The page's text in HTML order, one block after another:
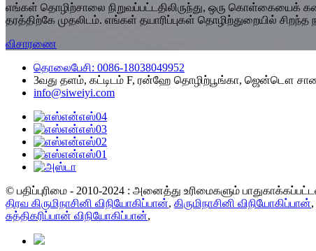
எங்கள் தொழிற்சாலை நிறுவப்பட்டதிலிருந்து, ஒரு கொள்கையைக்
தரத்திற்கே முதலிடம். எங்கள் தயாரிப்புகள் தொழிற்துறையில்
விசாரணை
தொலைபேசி: 0086-18038049952
3வது தளம், கட்டிடம் F, ரன்ஹே தொழிற்பூங்கா, ஜென்டௌ
info@siweiyi.com
© பதிப்புரிமை - 2010-2024 : அனைத்து உரிமைகளும்
திரவ கிருமிநாசினி விநியோகிப்பான், கிருமிநாசினி விநியோகிப்பான்,
சுத்திகரிப்பான் விநியோகிப்பான்,